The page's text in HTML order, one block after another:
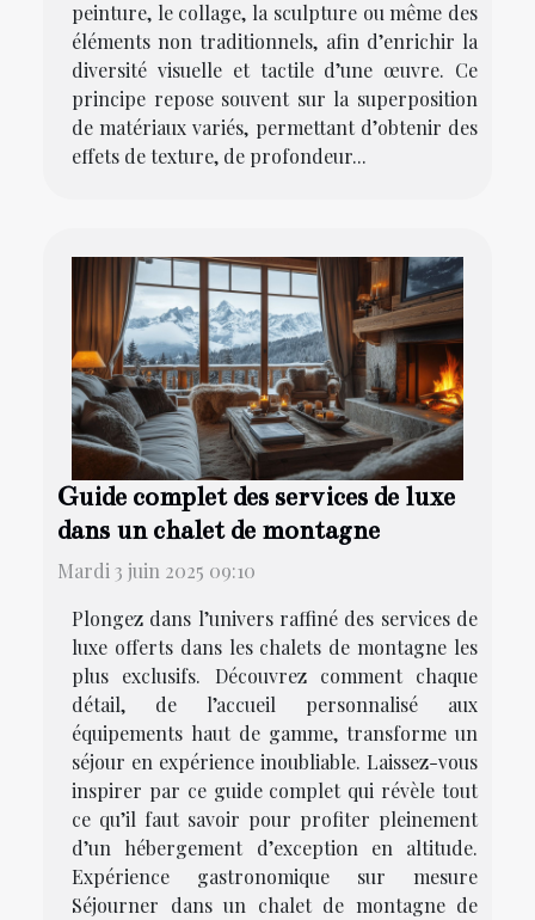
peinture, le collage, la sculpture ou même des
éléments non traditionnels, afin d’enrichir la
diversité visuelle et tactile d’une œuvre. Ce
principe repose souvent sur la superposition
de matériaux variés, permettant d’obtenir des
effets de texture, de profondeur...
Guide complet des services de luxe
dans un chalet de montagne
Mardi 3 juin 2025 09:10
Plongez dans l’univers raffiné des services de
luxe offerts dans les chalets de montagne les
plus exclusifs. Découvrez comment chaque
détail, de l’accueil personnalisé aux
équipements haut de gamme, transforme un
séjour en expérience inoubliable. Laissez-vous
inspirer par ce guide complet qui révèle tout
ce qu’il faut savoir pour profiter pleinement
d’un hébergement d’exception en altitude.
Expérience gastronomique sur mesure
Séjourner dans un chalet de montagne de